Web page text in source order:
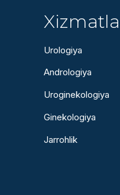
Urologiya
Andrologiya
Uroginekologiya
Ginekologiya
Jarrohlik